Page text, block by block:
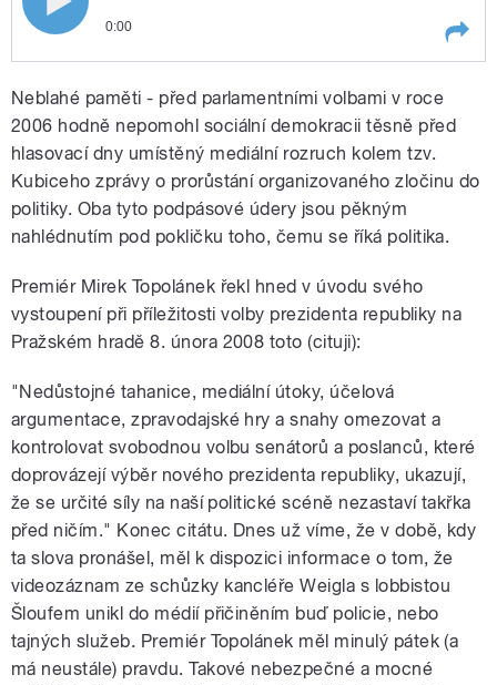
pause
0:00
Neblahé paměti - před parlamentními volbami v roce
2006 hodně nepomohl sociální demokracii těsně před
hlasovací dny umístěný mediální rozruch kolem tzv.
Kubiceho zprávy o prorůstání organizovaného zločinu do
politiky. Oba tyto podpásové údery jsou pěkným
nahlédnutím pod pokličku toho, čemu se říká politika.
Premiér Mirek Topolánek řekl hned v úvodu svého
vystoupení při příležitosti volby prezidenta republiky na
Pražském hradě 8. února 2008 toto (cituji):
"Nedůstojné tahanice, mediální útoky, účelová
argumentace, zpravodajské hry a snahy omezovat a
kontrolovat svobodnou volbu senátorů a poslanců, které
doprovázejí výběr nového prezidenta republiky, ukazují,
že se určité síly na naší politické scéně nezastaví takřka
před ničím." Konec citátu. Dnes už víme, že v době, kdy
ta slova pronášel, měl k dispozici informace o tom, že
videozáznam ze schůzky kancléře Weigla s lobbistou
Šloufem unikl do médií přičiněním buď policie, nebo
tajných služeb. Premiér Topolánek měl minulý pátek (a
má neustále) pravdu. Takové nebezpečné a mocné